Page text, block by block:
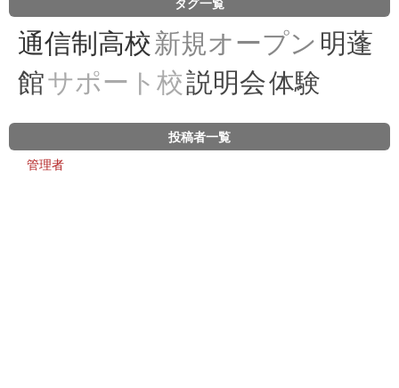
通信制高校新規オープン明蓬
館サポート校説明会体験
投稿者一覧
管理者